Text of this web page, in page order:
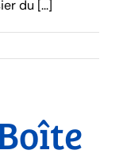
du [...]